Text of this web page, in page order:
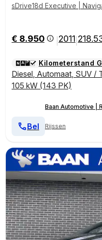
sDrive18d Executive |
€ 8.950 2011
Kilometerstand
Diesel, Automaat, SUV /
105 kW (143 PK)
Baan Automotive |
Rijssen
Bel